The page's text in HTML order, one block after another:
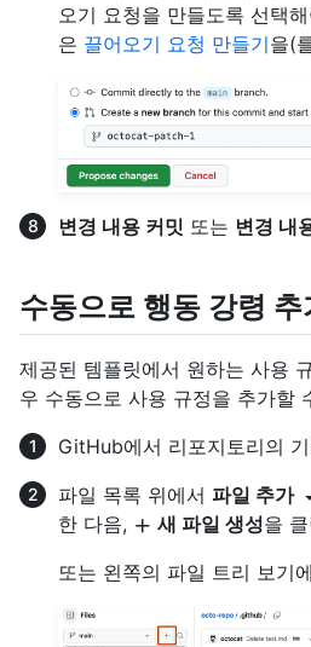
오기 요청을 만들도록 선택
은 끌어오기 요청 만들기을(
변경 내용 커밋 또는 변경 내
수동으로 행동 강령 추
제공된 템플릿에서 원하는 사용
우 수동으로 사용 규정을 추가할
GitHub에서 리포지토리의
파일 목록 위에서 파일 추가
한 다음,
새 파일 생성을
또는 왼쪽의 파일 트리 보기